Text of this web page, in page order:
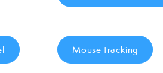
Mouse tracking